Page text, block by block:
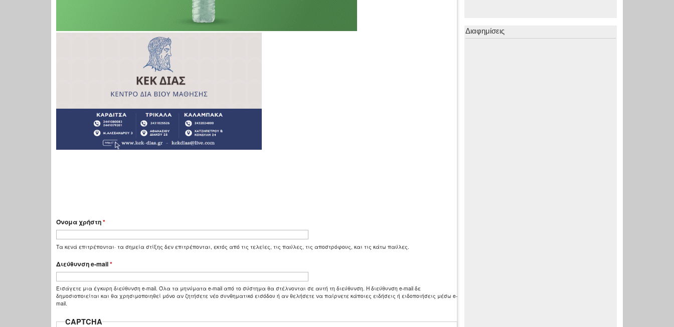
Όνομα χρήστη*
Τα κενά επιτρέπονται· τα σημεία στίξης δεν επιτρέπονται, εκτός από τις τελείες, τις παύλες, τις αποστρόφους, και τις κάτω παύλες.
Διεύθυνση e-mail*
Εισάγετε μια έγκυρη διεύθυνση e-mail. Όλα τα μηνύματα e-mail από το σύστημα θα στέλνονται σε αυτή τη διεύθυνση. Η διεύθυνση e-mail δε
δημοσιοποιείται και θα χρησιμοποιηθεί μόνο αν ζητήσετε νέο συνθηματικό εισόδου ή αν θελήσετε να παίρνετε κάποιες ειδήσεις ή ειδοποιήσεις μέσω e-
mail.
CAPTCHA
Διαφημίσεις